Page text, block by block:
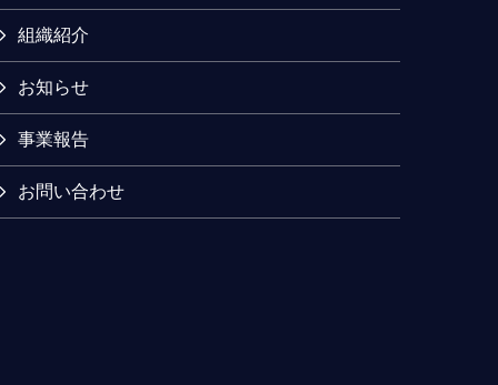
組織紹介
お知らせ
事業報告
お問い合わせ